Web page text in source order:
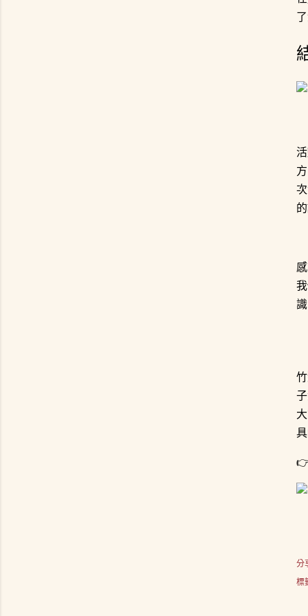
分
標